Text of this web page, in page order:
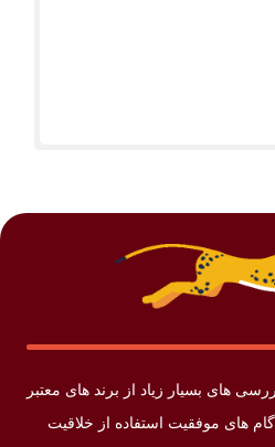
های بسیار زیاد از برند های معتبر
گام های موفقیت استفاده از خلاقیت